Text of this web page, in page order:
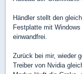
Händler stellt den
Festplatte mit
einwandfrei.
Zurück bei mir, wieder
Treiber von Nvidia